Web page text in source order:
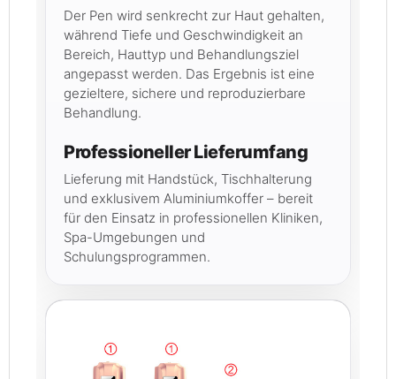
Der Pen wird senkrecht zur Haut gehalten,
während Tiefe und Geschwindigkeit an
Bereich, Hauttyp und Behandlungsziel
angepasst werden. Das Ergebnis ist eine
gezieltere, sichere und reproduzierbare
Behandlung.
Professioneller Lieferumfang
Lieferung mit Handstück, Tischhalterung
und exklusivem Aluminiumkoffer – bereit
für den Einsatz in professionellen Kliniken,
Spa-Umgebungen und
Schulungsprogrammen.